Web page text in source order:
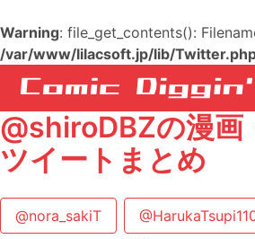
Warning: file_get_contents():
/var/www/lilacsoft.jp/lib/
@shiroDBZの漫画
ツイートまとめ
@nora_sakiT